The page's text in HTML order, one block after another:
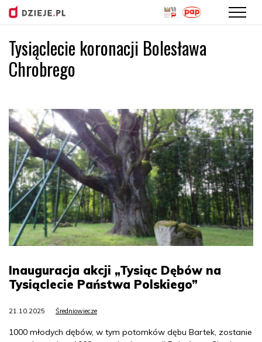
Przejdź
do
Tysiąclecie koronacji Bolesława
Chrobrego
Inauguracja akcji „Tysiąc Dębów na
Tysiąclecie Państwa Polskiego”
21.10.2025 Średniowiecze
1000 młodych dębów, w tym potomków dębu Bartek, zostanie